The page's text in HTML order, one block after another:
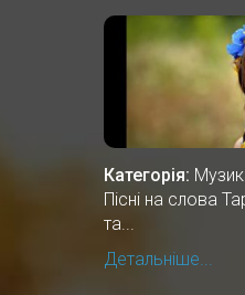
Категорія:
Пісні на слова
та...
Детальніше...